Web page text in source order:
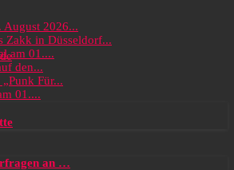
August 2026...
Zakk in Düsseldorf...
am 01....
den...
Für...
01....
an …